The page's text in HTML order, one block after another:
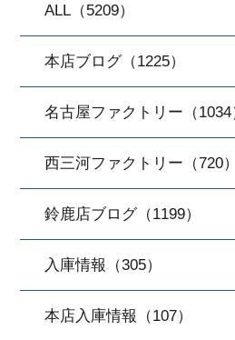
ALL（5209）
本店ブログ（1225）
名古屋ファクトリー（1034
西三河ファクトリー（720）
鈴鹿店ブログ（1199）
入庫情報（305）
本店入庫情報（107）